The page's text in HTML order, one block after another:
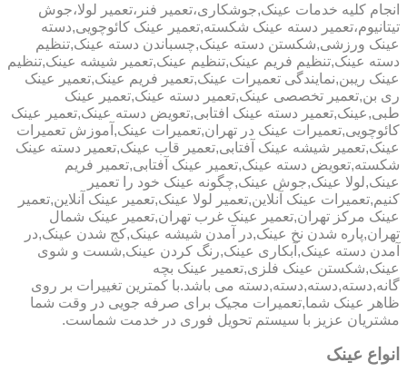
انجام کلیه خدمات عینک,جوشکاری،تعمیر فنر،تعمیر لولا،جوش
تیتانیوم،تعمیر دسته عینک شکسته,تعمیر عینک کائوچویی,دسته
عینک ورزشی,شکستن دسته عینک,چسباندن دسته عینک,تنظیم
دسته عینک,تنظیم فریم عینک,تنظیم عینک,تعمیر شیشه عینک,تنظیم
عینک ریبن,نمایندگی تعمیرات عینک,تعمیر فریم عینک,تعمیر عینک
ری بن,تعمیر تخصصی عینک,تعمیر دسته عینک,تعمیر عینک
طبی,عینک,تعمیر دسته عینک افتابی,تعویض دسته عینک,تعمیر عینک
کائوچویی,تعمیرات عینک در تهران,تعمیرات عینک,آموزش تعمیرات
عینک,تعمیر شیشه عینک آفتابی,تعمیر قاب عینک,تعمیر دسته عینک
شکسته,تعویض دسته عینک,تعمیر عینک آفتابی,تعمیر فریم
عینک,لولا عینک,جوش عینک,چگونه عینک خود را تعمیر
کنیم,تعمیرات عینک آنلاین,تعمیر لولا عینک,تعمیر عینک آنلاین,تعمیر
عینک مرکز تهران,تعمیر عینک غرب تهران,تعمیر عینک شمال
تهران,پاره شدن نخ عینک,در آمدن شیشه عینک,کج شدن عینک,در
آمدن دسته عینک,آبکاری عینک,رنگ کردن عینک,شست و شوی
عینک,شکستن عینک فلزی,تعمیر عینک بچه
گانه,دسته,دسته,دسته,دسته می باشد.با کمترین تغییرات بر روی
ظاهر عینک شما,تعمیرات مجیک برای صرفه جویی در وقت شما
مشتریان عزیز با سیستم تحویل فوری در خدمت شماست.
انواع عینک